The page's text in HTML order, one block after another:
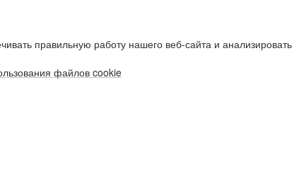
правильную работу нашего веб-сайта и
файлов cookie